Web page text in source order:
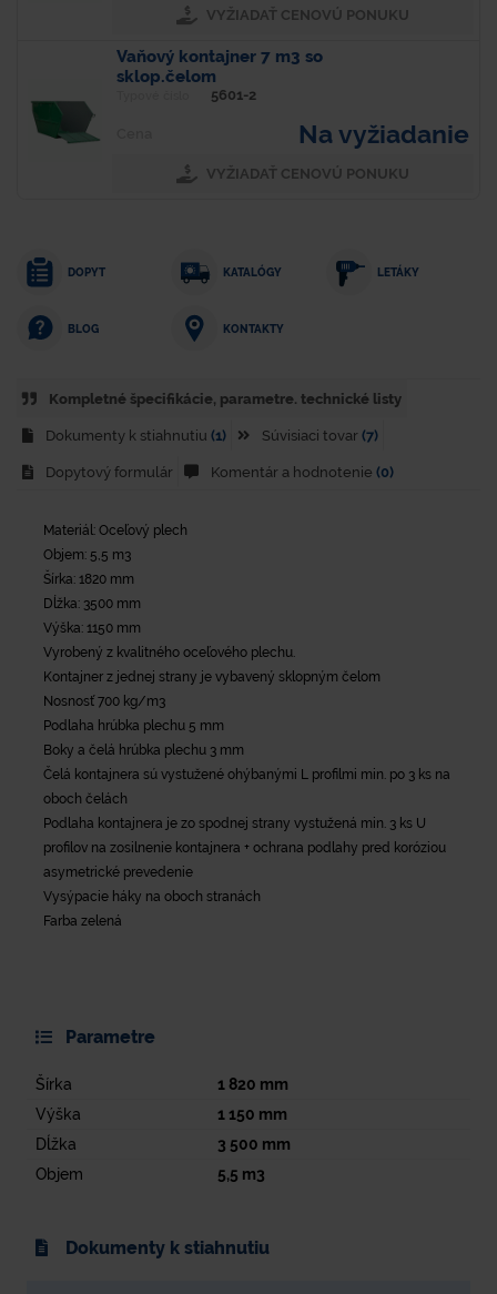
VYŽIADAŤ CENOVÚ PONUKU
Vaňový kontajner 7 m3 so
sklop.čelom
5601-2
Na vyžiadanie
VYŽIADAŤ CENOVÚ PONUKU
DOPYT KATALÓGY LETÁKY
BLOG KONTAKTY
Kompletné špecifikácie, parametre. technické listy
Dokumenty k stiahnutiu (1) Súvisiaci tovar (7)
Dopytový formulár Komentár a hodnotenie (0)
Materiál: Oceľový plech
Objem: 5,5 m3
Šírka: 1820 mm
Dĺžka: 3500 mm
Výška: 1150 mm
Vyrobený z kvalitného oceľového plechu.
Kontajner z jednej strany je vybavený sklopným čelom
Nosnosť 700 kg/m3
Podlaha hrúbka plechu 5 mm
Boky a čelá hrúbka plechu 3 mm
Čelá kontajnera sú vystužené ohýbanými L profilmi min. po 3 ks na
oboch čelách
Podlaha kontajnera je zo spodnej strany vystužená min. 3 ks U
profilov na zosilnenie kontajnera + ochrana podlahy pred koróziou
asymetrické prevedenie
Vysýpacie háky na oboch stranách
Farba zelená
Parametre
Šírka 1 820 mm
Výška
1 150 mm
Dĺžka
3 500 mm
Objem
5,5 m3
Dokumenty k stiahnutiu